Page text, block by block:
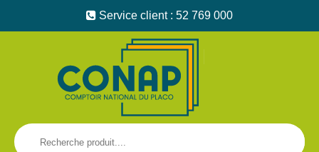
Service client : 52 769 000